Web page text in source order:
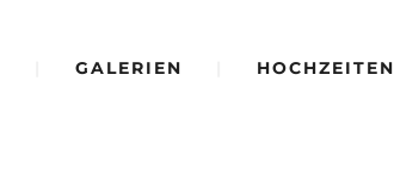
GALERIEN HOCHZEITEN